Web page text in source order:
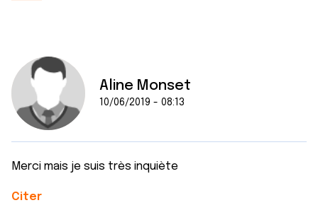
Aline Monset
10/06/2019 - 08:13
Merci mais je suis très inquiète
Citer